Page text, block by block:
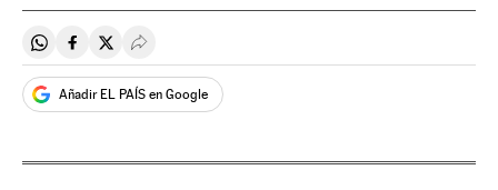
Compartir en Whatsapp
Compartir en Facebook
Compartir en Twitter
Desplegar Redes Sociales
Añadir EL PAÍS en Google